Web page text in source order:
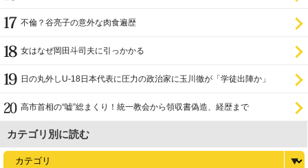
不倫？谷亮子の意外な肉食遍歴
女はなぜ岡田斗司夫に引っかかる
日の丸外しU-18日本代表に圧力の政治家に玉川徹が「学徒出陣か」
高市首相の“嘘”総まくり！統一教会から領収書偽造、経歴まで
カテゴリ別に読む